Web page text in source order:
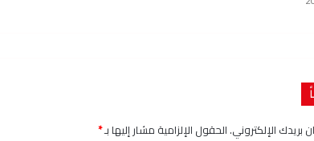
بريدك الإلكتروني.الحقول الإلزامية مشار إليها بـ*